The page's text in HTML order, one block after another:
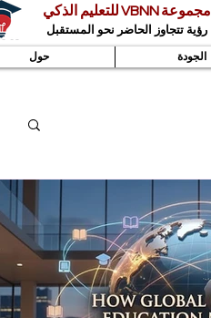
مجموعة VBNN للتعليم الذكي
رؤية تتجاوز الحاضر نحو المستقبل
حول الجودة